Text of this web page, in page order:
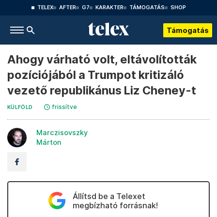
TELEX AFTER G7 KARAKTER TÁMOGATÁS SHOP
Támogatás
Ahogy várható volt, eltávolították
pozíciójából a Trumpot kritizáló
vezető republikánus Liz Cheney-t
KÜLFÖLD frissítve
Marczisovszky
Márton
Állítsd be a Telexet
megbízható forrásnak!